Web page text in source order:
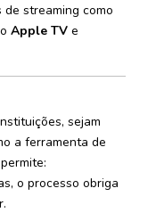
streaming como
Apple TV e
sejam
a ferramenta de
o processo obriga